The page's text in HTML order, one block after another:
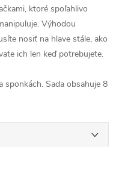
ktoré spoľahlivo
Výhodou
nosiť na hlave stále, ako
ich len keď potrebujete.
Sada obsahuje 8